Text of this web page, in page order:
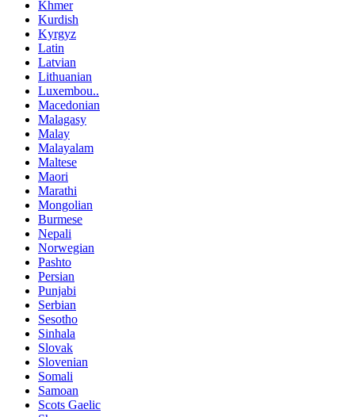
Khmer
Kurdish
Kyrgyz
Latin
Latvian
Lithuanian
Luxembou..
Macedonian
Malagasy
Malay
Malayalam
Maltese
Maori
Marathi
Mongolian
Burmese
Nepali
Norwegian
Pashto
Persian
Punjabi
Serbian
Sesotho
Sinhala
Slovak
Slovenian
Somali
Samoan
Scots Gaelic